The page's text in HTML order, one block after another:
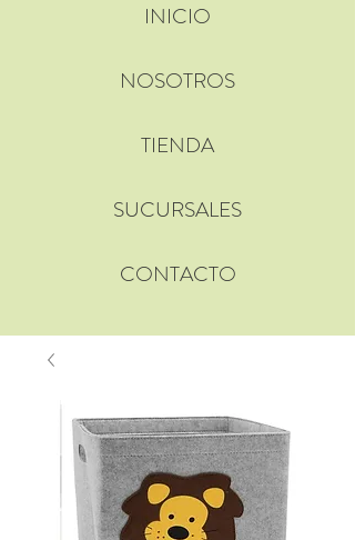
INICIO
NOSOTROS
TIENDA
SUCURSALES
CONTACTO